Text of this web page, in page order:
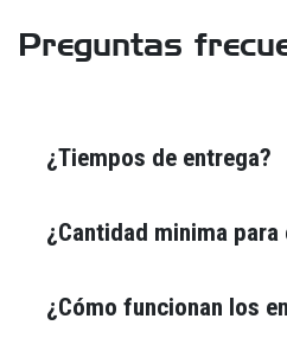
Preguntas
¿Tiempos de entrega?
¿Cantidad minima para
¿Cómo funcionan los